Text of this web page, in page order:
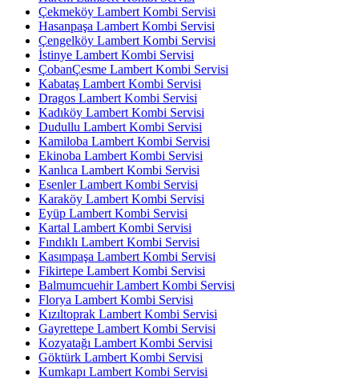
Çekmeköy Lambert Kombi Servisi
Hasanpaşa Lambert Kombi Servisi
Çengelköy Lambert Kombi Servisi
İstinye Lambert Kombi Servisi
ÇobanÇesme Lambert Kombi Servisi
Kabataş Lambert Kombi Servisi
Dragos Lambert Kombi Servisi
Kadıköy Lambert Kombi Servisi
Dudullu Lambert Kombi Servisi
Kamiloba Lambert Kombi Servisi
Ekinoba Lambert Kombi Servisi
Kanlıca Lambert Kombi Servisi
Esenler Lambert Kombi Servisi
Karaköy Lambert Kombi Servisi
Eyüp Lambert Kombi Servisi
Kartal Lambert Kombi Servisi
Fındıklı Lambert Kombi Servisi
Kasımpaşa Lambert Kombi Servisi
Fikirtepe Lambert Kombi Servisi
Balmumcuehir Lambert Kombi Servisi
Florya Lambert Kombi Servisi
Kızıltoprak Lambert Kombi Servisi
Gayrettepe Lambert Kombi Servisi
Kozyatağı Lambert Kombi Servisi
Göktürk Lambert Kombi Servisi
Kumkapı Lambert Kombi Servisi